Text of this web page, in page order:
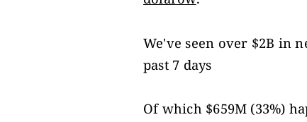
We've seen over $2B in
past 7 days
Of which $659M (33%)